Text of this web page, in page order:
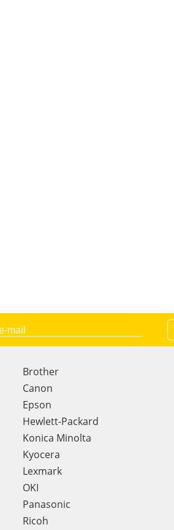
Brother
Canon
Epson
Hewlett-Packard
Konica Minolta
Kyocera
Lexmark
OKI
Panasonic
Ricoh